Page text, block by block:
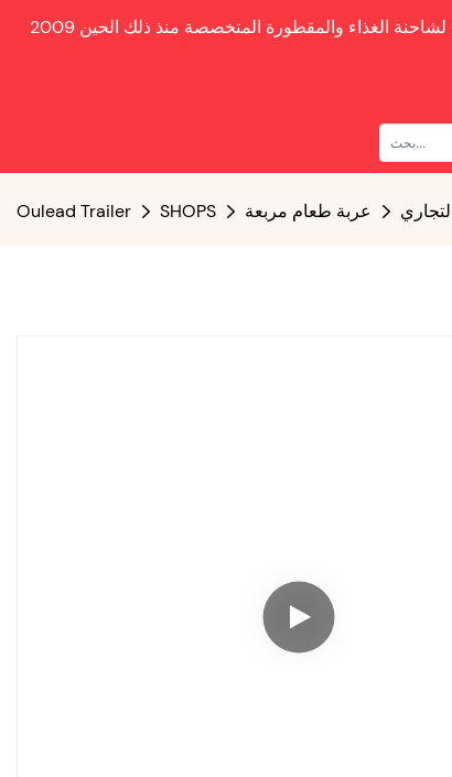
الغذاء والمقطورة المتخصصة منذ ذلك الحين
Oulead Trailer SHOPS عربة طعام مربعة